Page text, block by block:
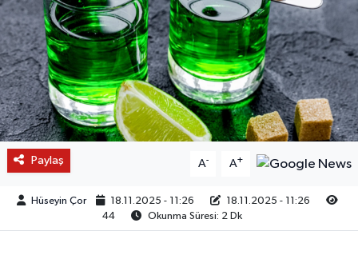
Paylaş A- A+
Hüseyin Çor 18.11.2025 - 11:26
18.11.2025 - 11:26
44
Okunma Süresi: 2 Dk